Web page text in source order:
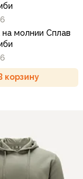
на молнии Сплав
корзину